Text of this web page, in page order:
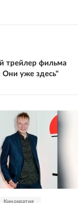
трейлер фильма
Они уже здесь"
Кинократия